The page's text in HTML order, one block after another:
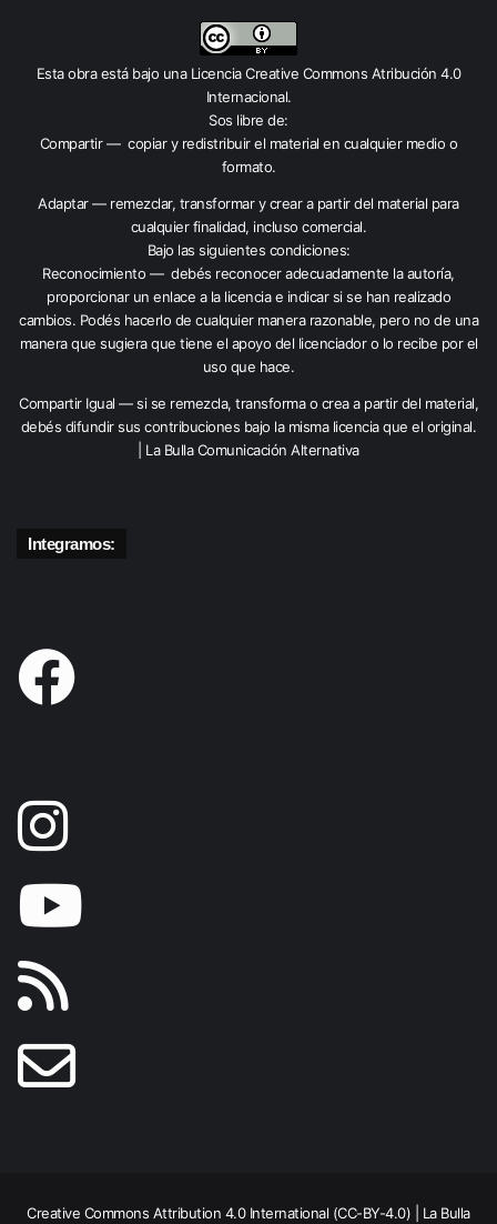
Esta obra está bajo una Licencia Creative Commons Atribución 4.0
Internacional.
Sos libre de:
Compartir — copiar y redistribuir el material en cualquier medio o
formato.
Adaptar — remezclar, transformar y crear a partir del material para
cualquier finalidad, incluso comercial.
Bajo las siguientes condiciones:
Reconocimiento — debés reconocer adecuadamente la autoría,
proporcionar un enlace a la licencia e indicar si se han realizado
cambios. Podés hacerlo de cualquier manera razonable, pero no de una
manera que sugiera que tiene el apoyo del licenciador o lo recibe por el
uso que hace.
Compartir Igual — si se remezcla, transforma o crea a partir del material,
debés difundir sus contribuciones bajo la misma licencia que el original.
| La Bulla Comunicación Alternativa
Integramos:
Creative Commons Attribution 4.0 International (CC-BY-4.0) | La Bulla